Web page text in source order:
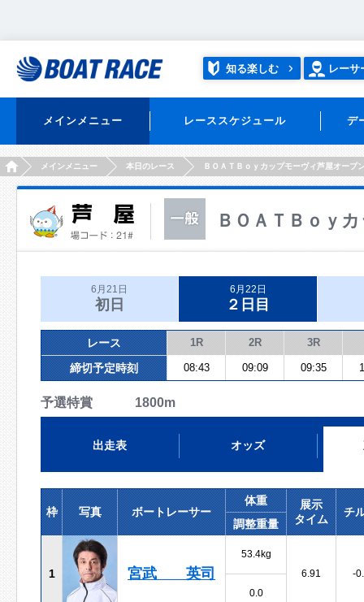
知る楽しむ レーサ
メインメニュー レーススケジュール デ
HOMEメインメニュー 本日のレース ＢＯＡＴＢｏｙカップモーヴィ芦屋オープ
ＢＯＡＴＢｏｙ
6月21日
初日
6月22日
２日目
レース 1R 2R 3R
締切予定時刻 08:43 09:09 09:35
予選特賞 1800m
出走表 オッズ
枠 写真 ボートレーサー
体重
展示
タイム
チ
調整重量
1 宮武 英司
53.4kg
6.91
-
0.0